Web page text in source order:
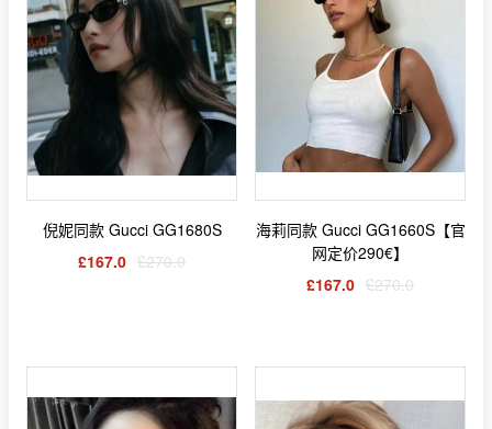
倪妮同款 Gucci GG1680S
£167.0 £270.0
海莉同款 Gucci GG1660S【官
网定价290€】
£167.0 £270.0